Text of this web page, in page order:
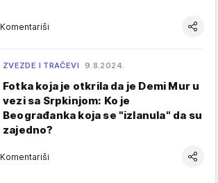
Komentariši
ZVEZDE I TRAČEVI 9.8.2024.
Fotka koja je otkrila da je Demi Mur u
vezi sa Srpkinjom: Ko je
Beograđanka koja se "izlanula" da su
zajedno?
Komentariši